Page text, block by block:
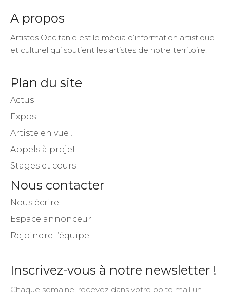
A propos
Artistes Occitanie est le média d’information artistique
et culturel qui soutient les artistes de notre territoire.
Plan du site
Actus
Expos
Artiste en vue !
Appels à projet
Stages et cours
Nous contacter
Nous écrire
Espace annonceur
Rejoindre l’équipe
Inscrivez-vous à notre newsletter !
Chaque semaine, recevez dans votre boite mail un